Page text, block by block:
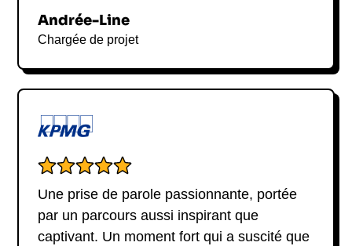
Andrée-Line
Chargée de projet
Une prise de parole passionnante, portée
par un parcours aussi inspirant que
captivant. Un moment fort qui a suscité que